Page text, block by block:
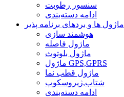
سنسور رطوبت
ادامه دسته‌بندی
ماژول ها و بردهای برنامه پذیر
هوشمند سازی
ماژول فاصله
ماژول بلوتوث
ماژول GPS,GPRS
ماژول قطب نما
شتاب,ژیروسکوپ
ادامه دسته‌بندی